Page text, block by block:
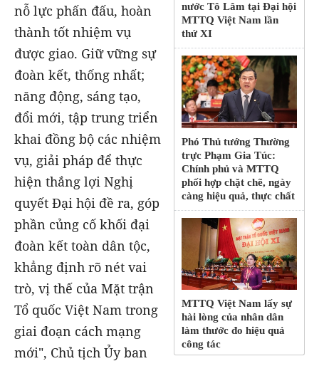
nước Tô Lâm tại Đại hội
MTTQ Việt Nam lần
thứ XI
Phó Thủ tướng Thường
trực Phạm Gia Túc:
Chính phủ và MTTQ
phối hợp chặt chẽ, ngày
càng hiệu quả, thực chất
MTTQ Việt Nam lấy sự
hài lòng của nhân dân
làm thước đo hiệu quả
công tác
nỗ lực phấn đấu, hoàn
thành tốt nhiệm vụ
được giao. Giữ vững sự
đoàn kết, thống nhất;
năng động, sáng tạo,
đổi mới, tập trung triển
khai đồng bộ các nhiệm
vụ, giải pháp để thực
hiện thắng lợi Nghị
quyết Đại hội đề ra, góp
phần củng cố khối đại
đoàn kết toàn dân tộc,
khẳng định rõ nét vai
trò, vị thế của Mặt trận
Tổ quốc Việt Nam trong
giai đoạn cách mạng
mới", Chủ tịch Ủy ban